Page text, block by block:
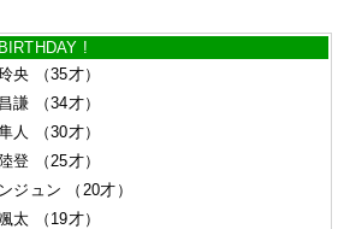
!
央
（35才）
謙
（34才）
人
（30才）
登
（25才）
ジュン
（20才）
太
（19才）